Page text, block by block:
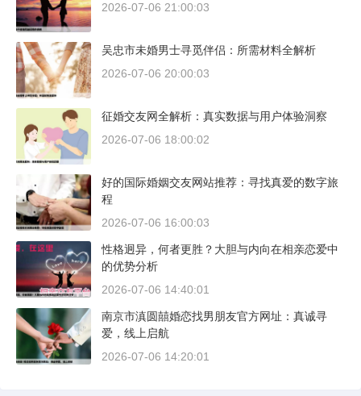
2026-07-06 21:00:03
吴忠市未婚男士寻觅伴侣：所需材料全解析
2026-07-06 20:00:03
征婚交友网全解析：真实数据与用户体验洞察
2026-07-06 18:00:02
好的国际婚姻交友网站推荐：寻找真爱的数字旅
程
2026-07-06 16:00:03
性格迥异，何者更胜？大胆与内向在相亲恋爱中
的优势分析
2026-07-06 14:40:01
南京市滇圆囍婚恋找男朋友官方网址：真诚寻
爱，线上启航
2026-07-06 14:20:01